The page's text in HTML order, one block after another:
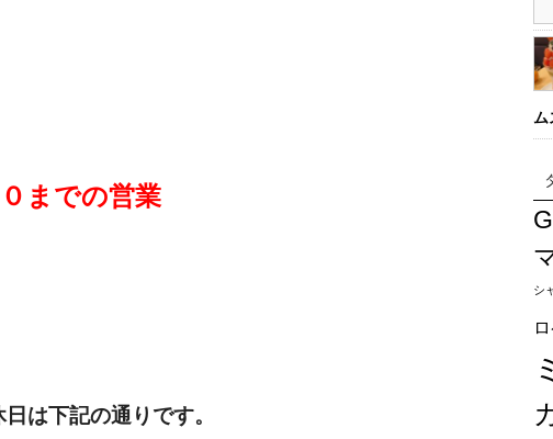
までの営業
は下記の通りです。
ム
シ